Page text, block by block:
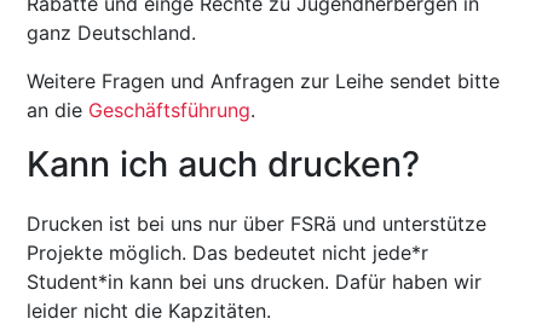
ganz Deutschland.
Weitere Fragen und Anfragen zur Leihe sendet bitte
an die Geschäftsführung.
Kann ich auch drucken?
Drucken ist bei uns nur über FSRä und unterstütze
Projekte möglich. Das bedeutet nicht jede*r
Student*in kann bei uns drucken. Dafür haben wir
leider nicht die Kapzitäten.